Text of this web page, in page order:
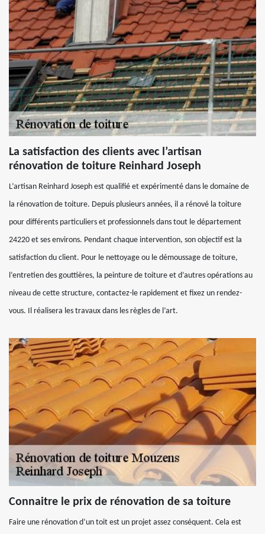
La satisfaction des clients avec l’artisan
rénovation de toiture Reinhard Joseph
L’artisan Reinhard Joseph est qualifié et expérimenté dans le domaine de
la rénovation de toiture. Depuis plusieurs années, il a rénové la toiture
pour différents particuliers et professionnels dans tout le département
24220 et ses environs. Pendant chaque intervention, son objectif est la
satisfaction du client. Pour le nettoyage ou le démoussage de toiture,
l’entretien des gouttières, la peinture de toiture et d’autres opérations au
niveau de cette structure, contactez-le rapidement et fixez un rendez-
vous. Il réalisera les travaux dans les règles de l’art.
Connaitre le prix de rénovation de sa toiture
Faire une rénovation d’un toit est un projet assez conséquent. Cela est